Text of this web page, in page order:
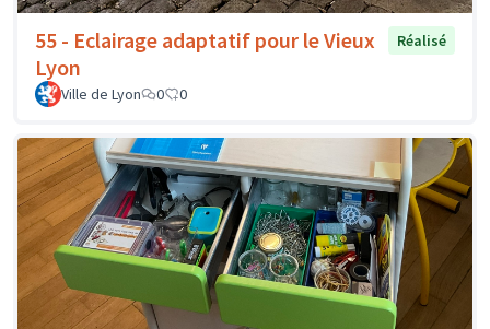
55 - Eclairage adaptatif pour le Vieux
Lyon
Réalisé
Ville de Lyon 0 0